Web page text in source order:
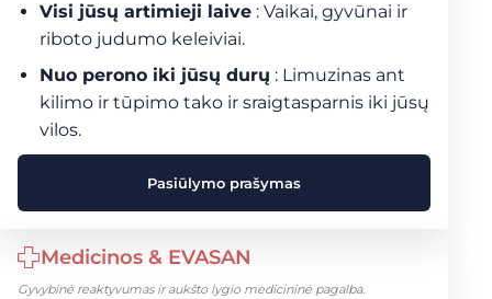
Visi jūsų artimieji laive : Vaikai, gyvūnai ir
riboto judumo keleiviai.
Nuo perono iki jūsų durų : Limuzinas ant
kilimo ir tūpimo tako ir sraigtasparnis iki jūsų
vilos.
Pasiūlymo prašymas
Medicinos & EVASAN
Gyvybinė reaktyvumas ir aukšto lygio medicininė pagalba.